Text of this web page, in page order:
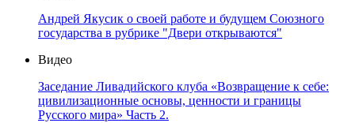
Андрей Якусик о своей работе и будущем Союзного
государства в рубрике "Двери открываются"
Видео
Заседание Ливадийского клуба «Возвращение к себе:
цивилизационные основы, ценности и границы
Русского мира» Часть 2.